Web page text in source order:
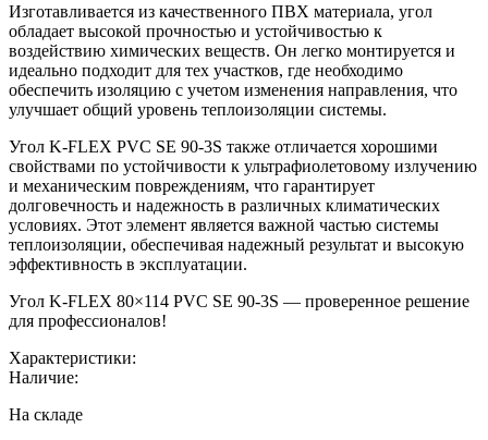
Изготавливается из качественного ПВХ материала, угол
обладает высокой прочностью и устойчивостью к
воздействию химических веществ. Он легко монтируется и
идеально подходит для тех участков, где необходимо
обеспечить изоляцию с учетом изменения направления, что
улучшает общий уровень теплоизоляции системы.
Угол K-FLEX PVC SE 90-3S также отличается хорошими
свойствами по устойчивости к ультрафиолетовому излучению
и механическим повреждениям, что гарантирует
долговечность и надежность в различных климатических
условиях. Этот элемент является важной частью системы
теплоизоляции, обеспечивая надежный результат и высокую
эффективность в эксплуатации.
Угол K-FLEX 80×114 PVC SE 90-3S — проверенное решение
для профессионалов!
Характеристики:
Наличие:
На складе